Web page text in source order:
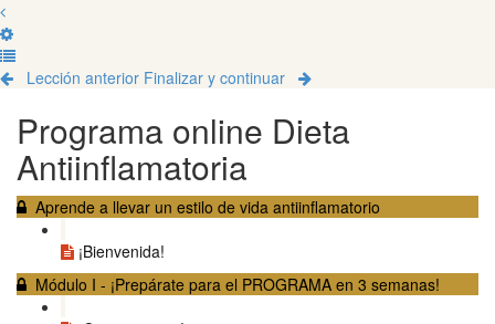
Lección anterior Finalizar y continuar
Programa online Dieta
Antiinflamatoria
Aprende a llevar un estilo de vida antiinflamatorio
¡Bienvenida!
Módulo I - ¡Prepárate para el PROGRAMA en 3 semanas!